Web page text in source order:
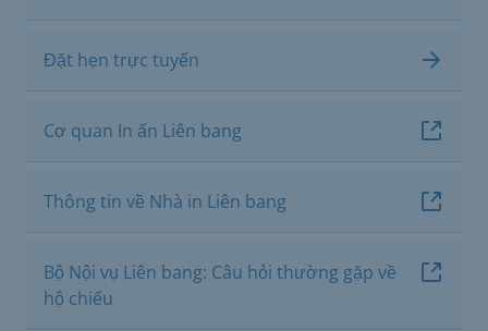
Đặt hẹn trực tuyến
Cơ quan In ấn Liên bang
Thông tin về Nhà in Liên bang
Bộ Nội vụ Liên bang: Câu hỏi thường gặp về
hộ chiếu